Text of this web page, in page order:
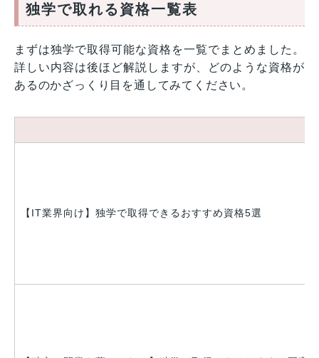
独学で取れる資格一覧表
まずは独学で取得可能な資格を一覧でまとめました。
詳しい内容は後ほど解説しますが、どのような資格が
あるのかざっくり目を通してみてください。
【IT業界向け】独学で取得できるおすすめ資格5選